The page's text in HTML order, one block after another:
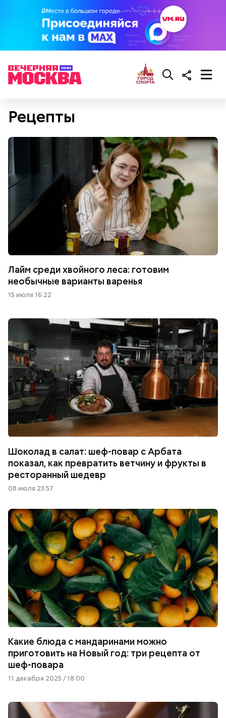
Рецепты
Лайм среди хвойного леса: готовим
необычные варианты варенья
15 июля 16:22
Шоколад в салат: шеф-повар с Арбата
показал, как превратить ветчину и фрукты в
ресторанный шедевр
08 июля 23:57
Какие блюда с мандаринами можно
приготовить на Новый год: три рецепта от
шеф-повара
11 декабря 2025 / 18:00